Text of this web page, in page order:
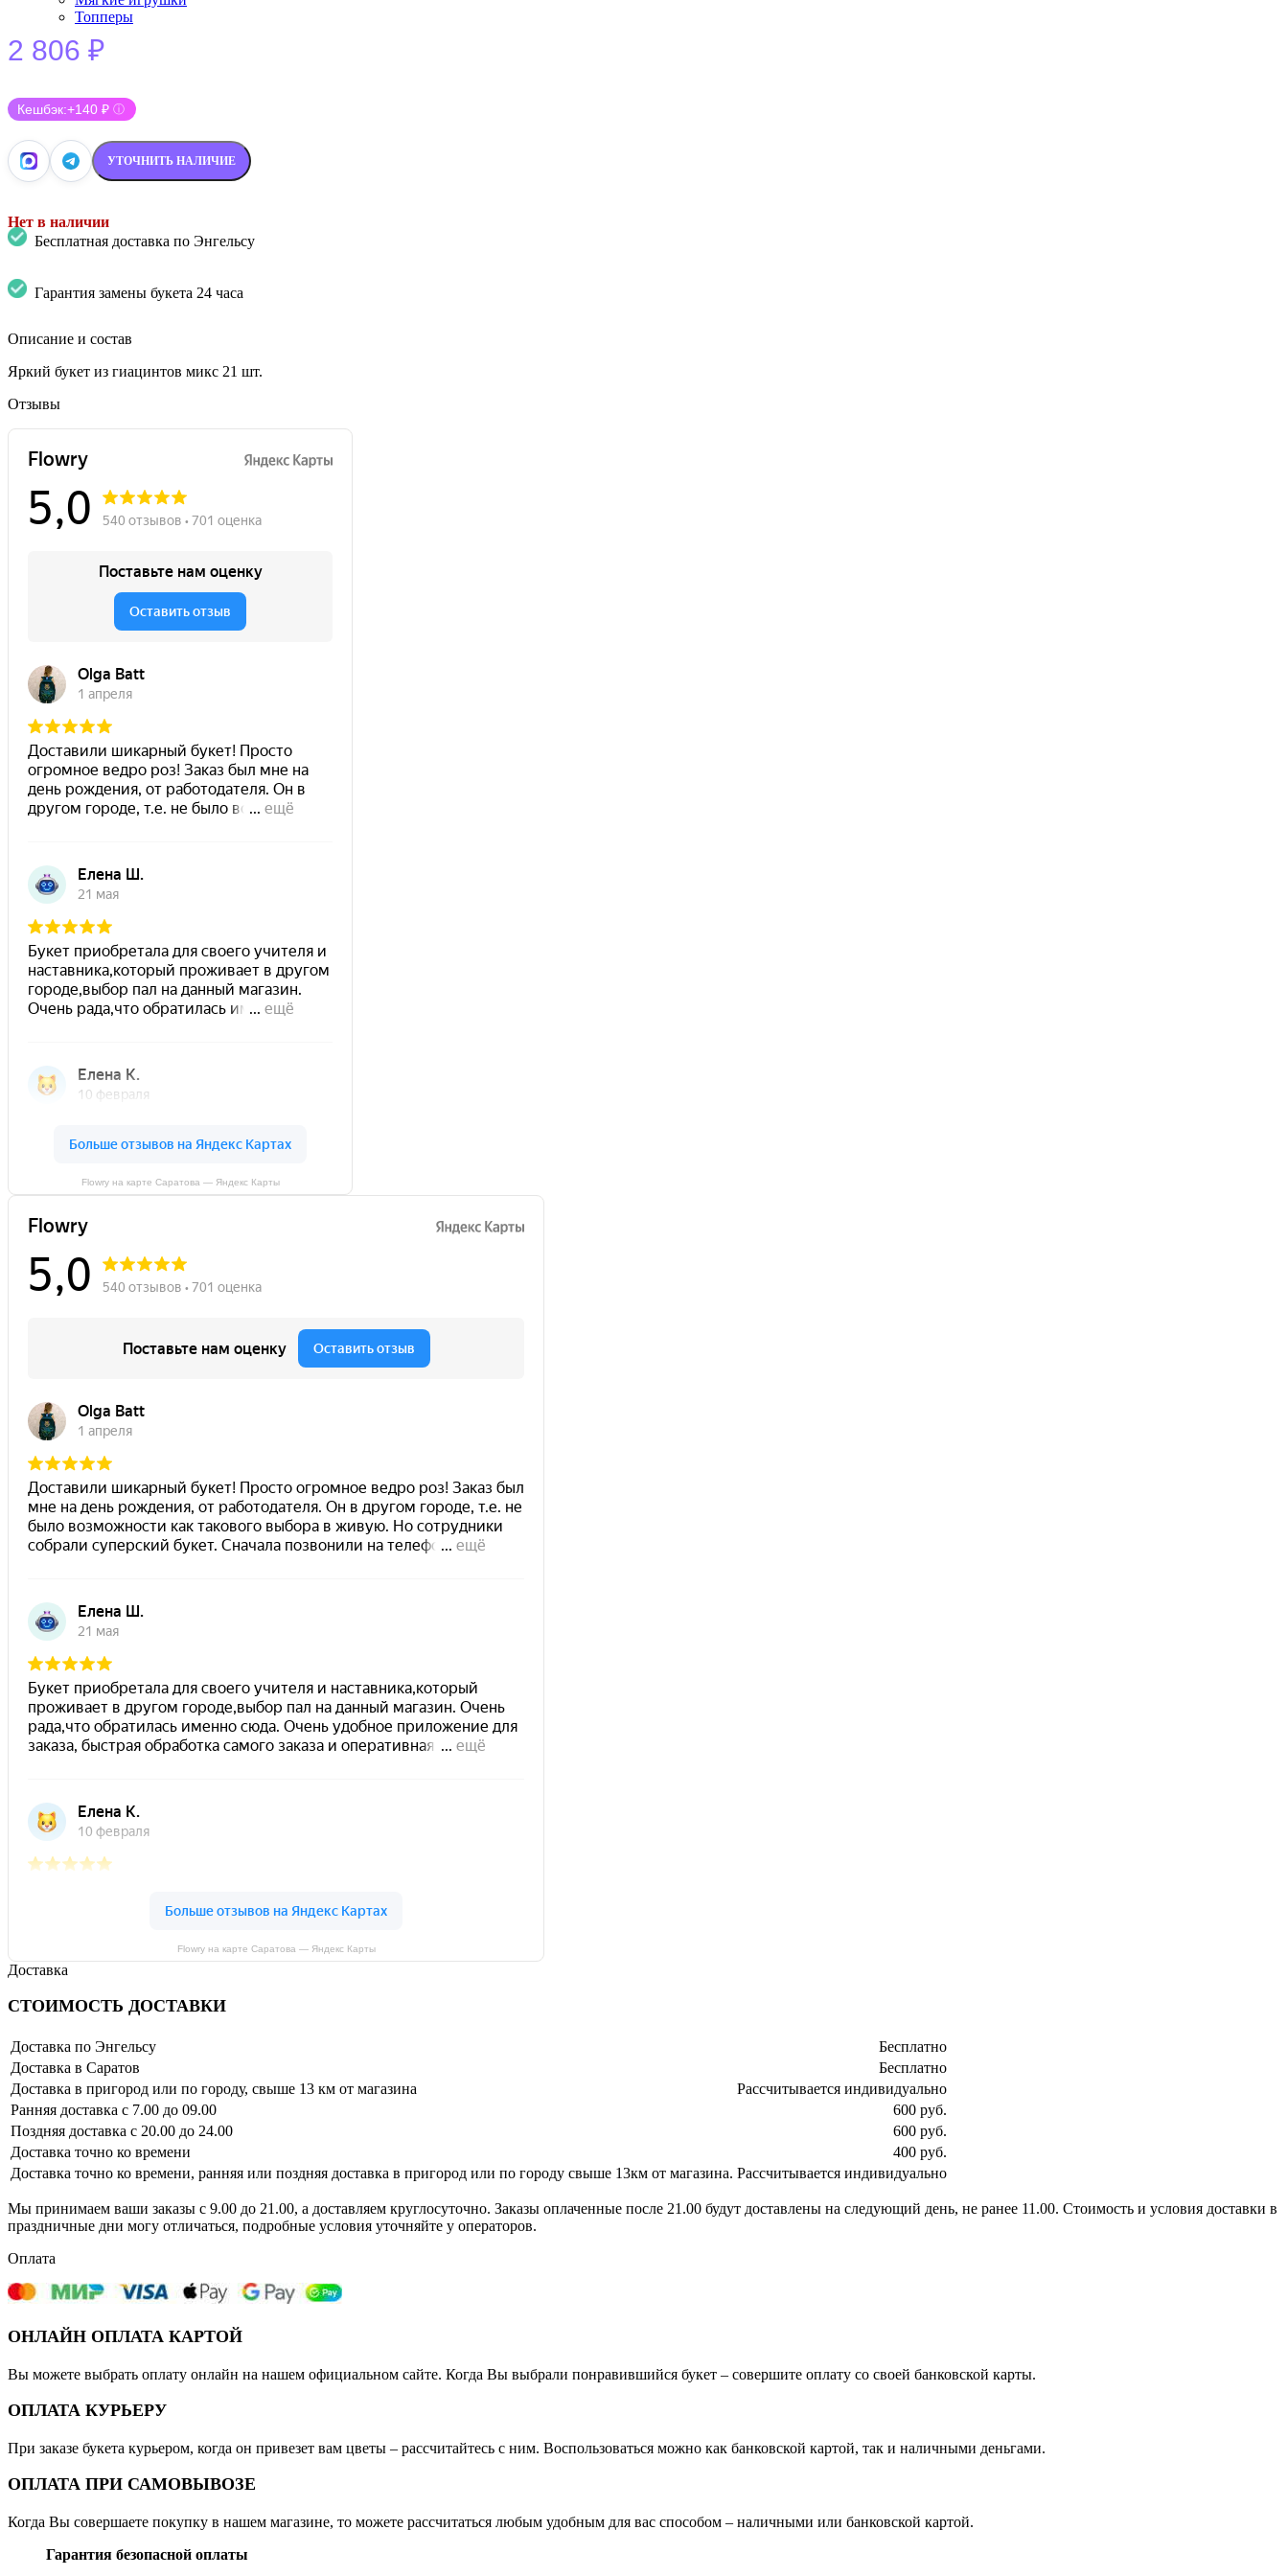
Топперы
2 806 ₽
Кешбэк:+140 ₽ ⓘ
УТОЧНИТЬ НАЛИЧИЕ
Нет в наличии
Бесплатная доставка по Энгельсу
Гарантия замены букета 24 часа
Описание и состав
Яркий букет из гиацинтов микс 21 шт.
Отзывы
Flowry на карте Саратова — Яндекс Карты
Flowry на карте Саратова — Яндекс Карты
Доставка
СТОИМОСТЬ ДОСТАВКИ
Доставка по Энгельсу
Бесплатно
Доставка в Саратов
Бесплатно
Доставка в пригород или по городу, свыше 13 км от магазина
Рассчитывается индивидуально
Ранняя доставка с 7.00 до 09.00
600 руб.
Поздняя доставка с 20.00 до 24.00
600 руб.
Доставка точно ко времени
400 руб.
Доставка точно ко времени, ранняя или поздняя доставка в пригород или по городу свыше 13км от магазина. Рассчитывается индивидуально
Мы принимаем ваши заказы с 9.00 до 21.00, а доставляем круглосуточно. Заказы оплаченные после 21.00 будут доставлены на следующий день, не ранее 11.00. Стоимость и условия доставки в
праздничные дни могу отличаться, подробные условия уточняйте у операторов.
Оплата
ОНЛАЙН ОПЛАТА КАРТОЙ
Вы можете выбрать оплату онлайн на нашем официальном сайте. Когда Вы выбрали понравившийся букет – совершите оплату со своей банковской карты.
ОПЛАТА КУРЬЕРУ
При заказе букета курьером, когда он привезет вам цветы – рассчитайтесь с ним. Воспользоваться можно как банковской картой, так и наличными деньгами.
ОПЛАТА ПРИ САМОВЫВОЗЕ
Когда Вы совершаете покупку в нашем магазине, то можете рассчитаться любым удобным для вас способом – наличными или банковской картой.
Гарантия безопасной оплаты